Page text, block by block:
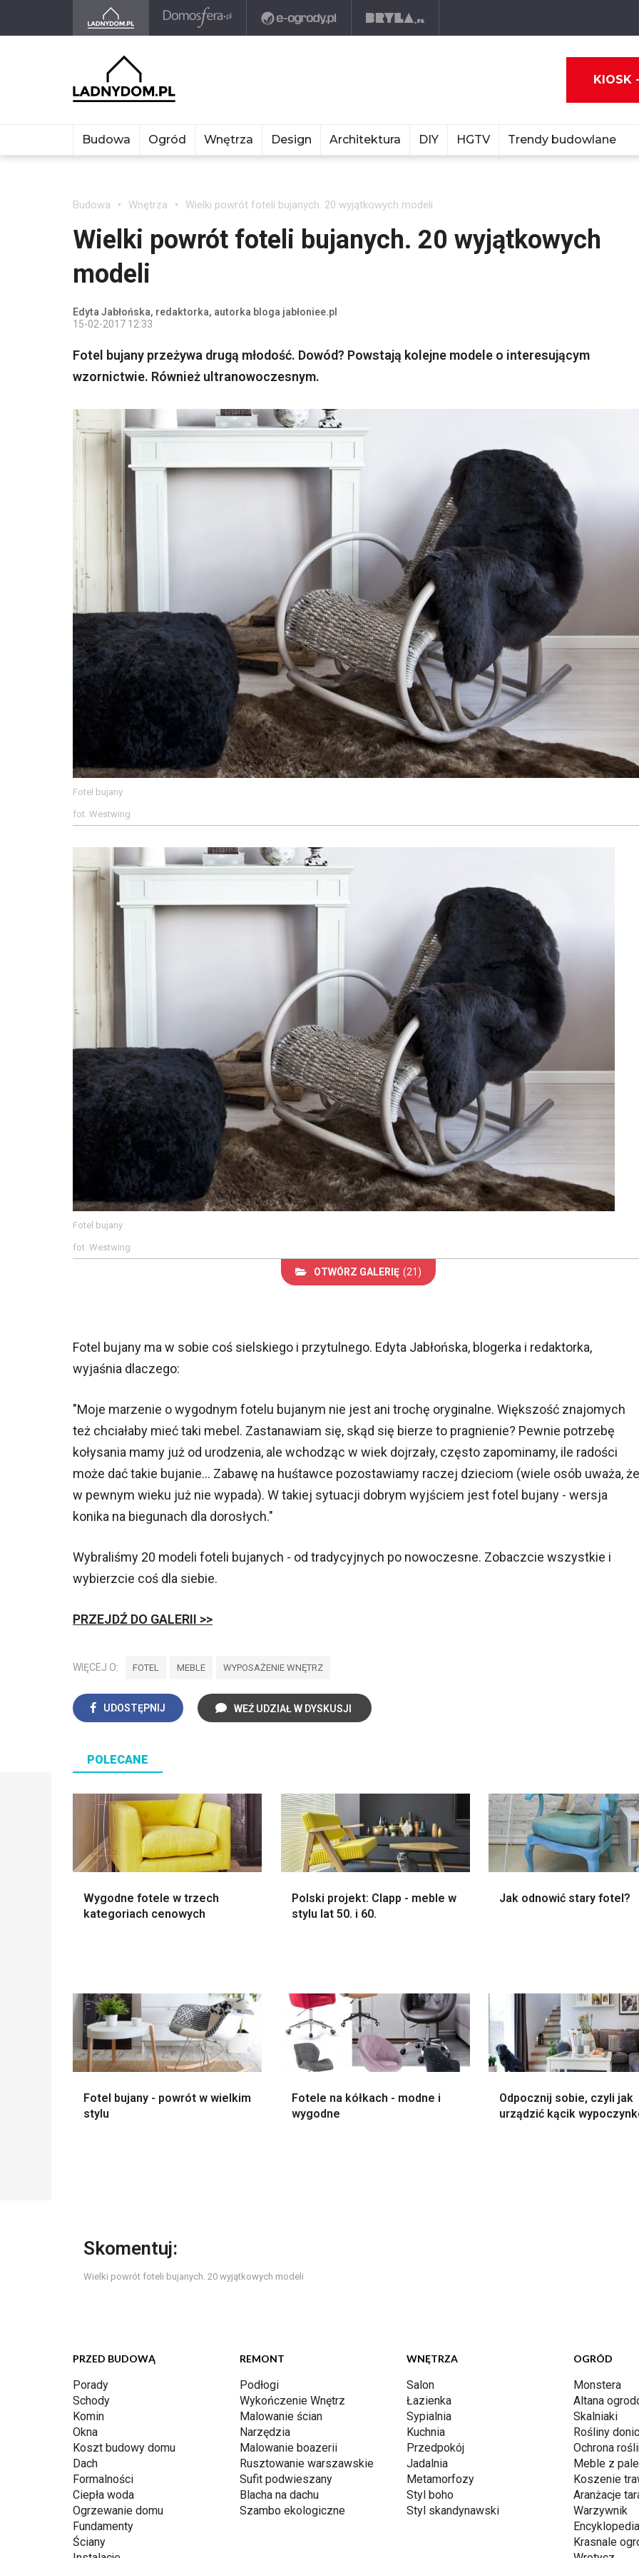
KIOSK
Budowa Ogród Wnętrza Design Architektura DIY HGTV Trendy budowlane
Budowa Wnętrza Wielki powrót foteli bujanych. 20 wyjątkowych modeli
Wielki powrót foteli bujanych. 20 wyjątkowych
modeli
Edyta Jabłońska, redaktorka, autorka bloga jabłoniee.pl
15-02-2017 12:33
Fotel bujany przeżywa drugą młodość. Dowód? Powstają kolejne modele o interesującym
wzornictwie. Również ultranowoczesnym.
Fotel bujany
fot. Westwing
Fotel bujany
fot. Westwing
OTWÓRZ GALERIĘ (21)
Fotel bujany ma w sobie coś sielskiego i przytulnego. Edyta Jabłońska, blogerka i redaktorka,
wyjaśnia dlaczego:
"Moje marzenie o wygodnym fotelu bujanym nie jest ani trochę oryginalne. Większość znajomych
też chciałaby mieć taki mebel. Zastanawiam się, skąd się bierze to pragnienie? Pewnie potrzebę
kołysania mamy już od urodzenia, ale wchodząc w wiek dojrzały, często zapominamy, ile radości
może dać takie bujanie... Zabawę na huśtawce pozostawiamy raczej dzieciom (wiele osób uważa, że
w pewnym wieku już nie wypada). W takiej sytuacji dobrym wyjściem jest fotel bujany - wersja
konika na biegunach dla dorosłych."
Wybraliśmy 20 modeli foteli bujanych - od tradycyjnych po nowoczesne. Zobaczcie wszystkie i
wybierzcie coś dla siebie.
PRZEJDŹ DO GALERII >>
WIĘCEJ O: FOTEL MEBLE WYPOSAŻENIE WNĘTRZ
UDOSTĘPNIJ WEŹ UDZIAŁ W DYSKUSJI
POLECANE
Wygodne fotele w trzech
kategoriach cenowych
Polski projekt: Clapp - meble w
stylu lat 50. i 60.
Jak odnowić stary fotel?
Fotel bujany - powrót w wielkim
stylu
Fotele na kółkach - modne i
wygodne
Odpocznij sobie, czyli jak
urządzić kącik
Skomentuj:
Wielki powrót foteli bujanych. 20 wyjątkowych modeli
PRZED BUDOWĄ
Porady
Schody
Komin
Okna
Koszt budowy domu
Dach
Formalności
Ciepła woda
Ogrzewanie domu
Fundamenty
Ściany
REMONT
Podłogi
Wykończenie Wnętrz
Malowanie ścian
Narzędzia
Malowanie boazerii
Rusztowanie warszawskie
Sufit podwieszany
Blacha na dachu
Szambo ekologiczne
WNĘTRZA
Salon
Łazienka
Sypialnia
Kuchnia
Przedpokój
Jadalnia
Metamorfozy
Styl boho
Styl skandynawski
OGRÓD
Monstera
Altana
Skalniaki
Rośliny
Ochrona
Meble z
Koszenie
Aranżacje
Warzywnik
Krasnale